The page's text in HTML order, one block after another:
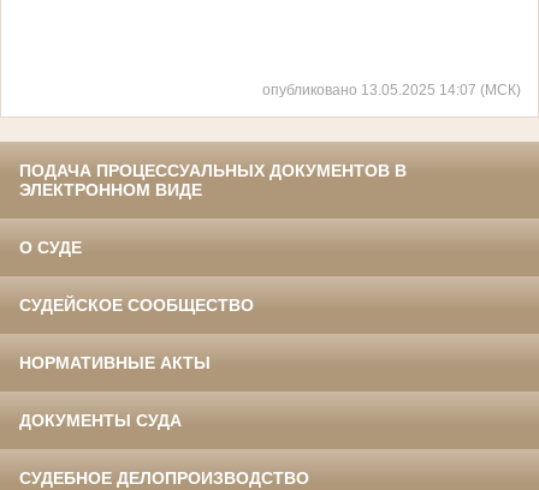
опубликовано 13.05.2025 14:07 (МСК)
ПОДАЧА ПРОЦЕССУАЛЬНЫХ ДОКУМЕНТОВ В
ЭЛЕКТРОННОМ ВИДЕ
О СУДЕ
СУДЕЙСКОЕ СООБЩЕСТВО
НОРМАТИВНЫЕ АКТЫ
ДОКУМЕНТЫ СУДА
СУДЕБНОЕ ДЕЛОПРОИЗВОДСТВО